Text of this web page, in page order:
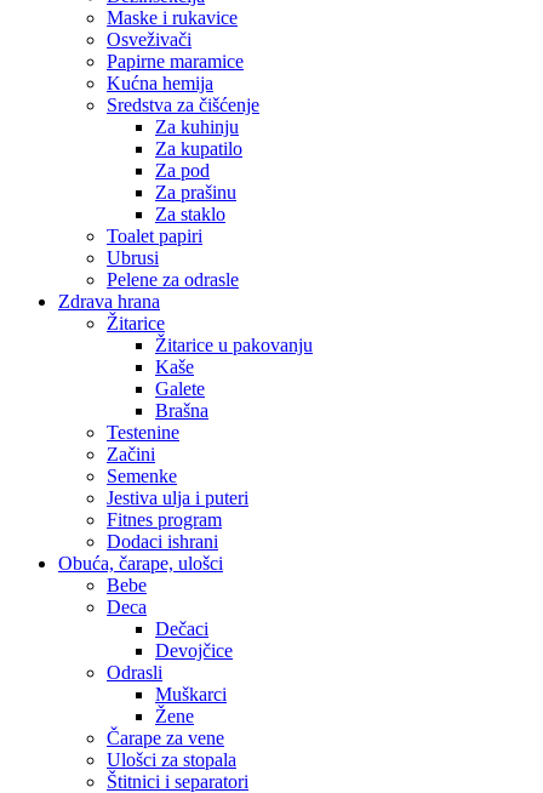
Maske i rukavice
Osveživači
Papirne maramice
Kućna hemija
Sredstva za čišćenje
Za kuhinju
Za kupatilo
Za pod
Za prašinu
Za staklo
Toalet papiri
Ubrusi
Pelene za odrasle
Zdrava hrana
Žitarice
Žitarice u pakovanju
Kaše
Galete
Brašna
Testenine
Začini
Semenke
Jestiva ulja i puteri
Fitnes program
Dodaci ishrani
Obuća, čarape, ulošci
Bebe
Deca
Dečaci
Devojčice
Odrasli
Muškarci
Žene
Čarape za vene
Ulošci za stopala
Štitnici i separatori